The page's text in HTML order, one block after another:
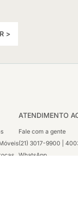
>
ATENDIMENTO
Fale com a gente
(21) 3017-9900 |
WhatsApp